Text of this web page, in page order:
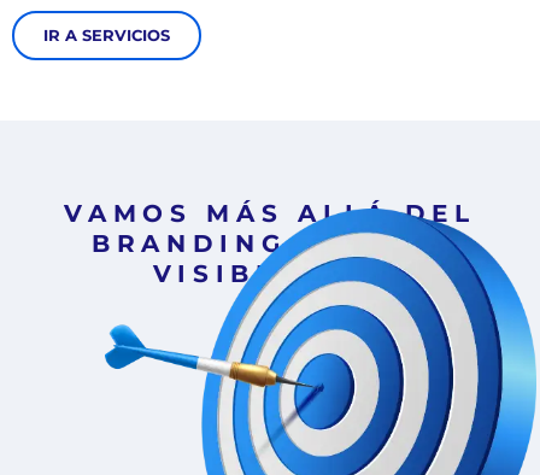
IR A SERVICIOS
VAMOS MÁS ALLÁ DEL
BRANDING Y DE LA
VISIBILIDAD